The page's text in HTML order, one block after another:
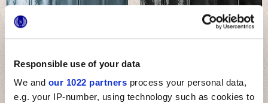
Responsible use of your data
We and our 1022 partners process your personal data,
e.g. your IP-number, using technology such as cookies to
MULTIFORME AGATA